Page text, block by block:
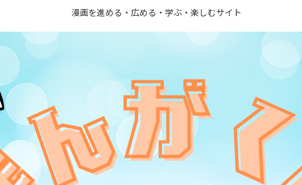
漫画を進める・広める・学ぶ・楽しむサイト